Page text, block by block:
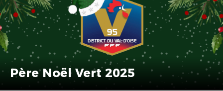
Père Noël Vert 2025